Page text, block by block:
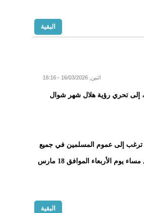
البقية
اثنين, 16/03/2026 - 16:16
إلى تحري رؤية هلال شهر شوال
ترغب إلى عموم المسلمين في جميع
أنحاء المملكة تحري رؤية هلال شهر شوال مساء يوم الأربعاء الموافق 18 مارس
البقية